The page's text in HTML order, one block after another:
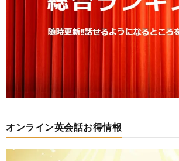
オンライン英会話お得情報